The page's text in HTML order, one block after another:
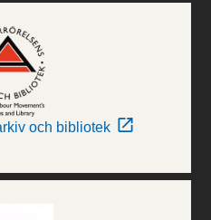
och bibliotek